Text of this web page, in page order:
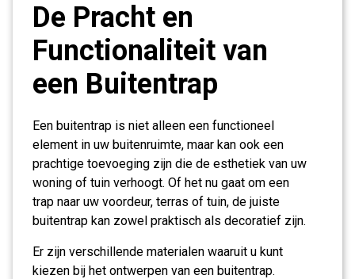
De Pracht en
Functionaliteit van
een Buitentrap
Een buitentrap is niet alleen een functioneel
element in uw buitenruimte, maar kan ook een
prachtige toevoeging zijn die de esthetiek van uw
woning of tuin verhoogt. Of het nu gaat om een
trap naar uw voordeur, terras of tuin, de juiste
buitentrap kan zowel praktisch als decoratief zijn.
Er zijn verschillende materialen waaruit u kunt
kiezen bij het ontwerpen van een buitentrap.